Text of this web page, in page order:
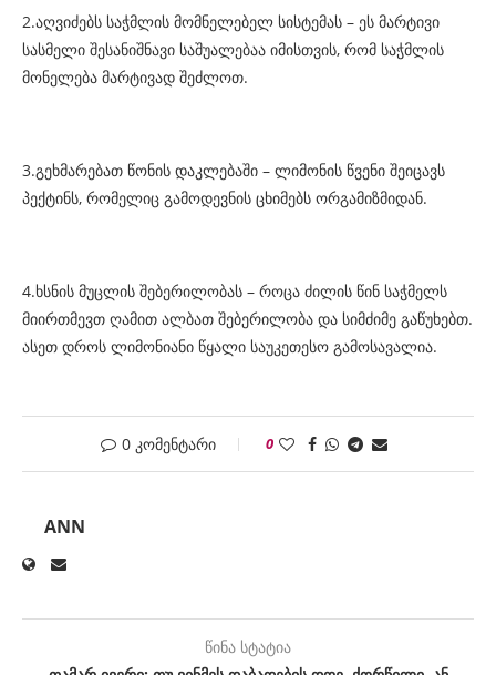
2.აღვიძებს საჭმლის მომნელებელ სისტემას – ეს მარტივი
სასმელი შესანიშნავი საშუალებაა იმისთვის, რომ საჭმლის
მონელება მარტივად შეძლოთ.
3.გეხმარებათ წონის დაკლებაში – ლიმონის წვენი შეიცავს
პექტინს, რომელიც გამოდევნის ცხიმებს ორგამიზმიდან.
4.ხსნის მუცლის შებერილობას – როცა ძილის წინ საჭმელს
მიირთმევთ ღამით ალბათ შებერილობა და სიმძიმე გაწუხებთ.
ასეთ დროს ლიმონიანი წყალი საუკეთესო გამოსავალია.
0 კომენტარი 0
ANN
წინა სტატია